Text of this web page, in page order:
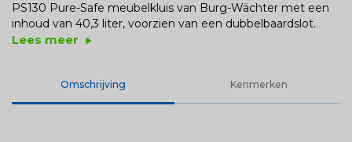
PS130 Pure-Safe meubelkluis van Burg-Wächter met een
inhoud van 40,3 liter, voorzien van een dubbelbaardslot.
Lees meer play_arrow
Omschrijving Kenmerken